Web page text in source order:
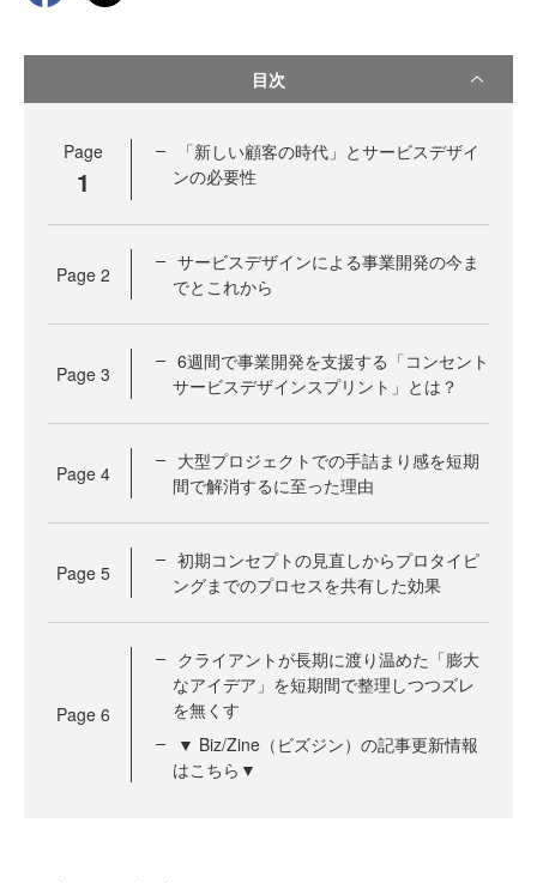
目次
Page
1
「新しい顧客の時代」とサービスデザイ
ンの必要性
Page 2
サービスデザインによる事業開発の今ま
でとこれから
Page 3
6週間で事業開発を支援する「コンセント
サービスデザインスプリント」とは？
Page 4
大型プロジェクトでの手詰まり感を短期
間で解消するに至った理由
Page 5
初期コンセプトの見直しからプロタイピ
ングまでのプロセスを共有した効果
Page 6
クライアントが長期に渡り温めた「膨大
なアイデア」を短期間で整理しつつズレ
を無くす
▼ Biz/Zine（ビズジン）の記事更新情報
はこちら▼